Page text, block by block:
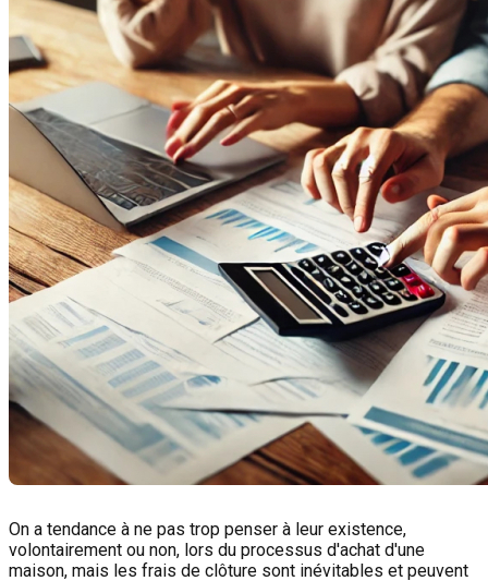
On a tendance à ne pas trop penser à leur existence,
volontairement ou non, lors du processus d'achat d'une
maison, mais les frais de clôture sont inévitables et peuvent